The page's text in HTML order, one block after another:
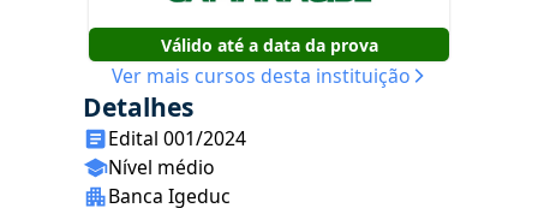
Válido até a data da prova
Ver mais cursos desta instituição
Detalhes
Edital 001/2024
Nível médio
Banca Igeduc